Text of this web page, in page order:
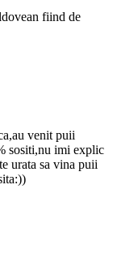
fiind de
venit puii
sositi,nu imi explic
urata sa vina puii